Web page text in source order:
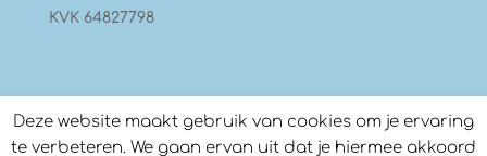
KVK 64827798
Deze website maakt gebruik van cookies om je ervaring
te verbeteren. We gaan ervan uit dat je hiermee akkoord